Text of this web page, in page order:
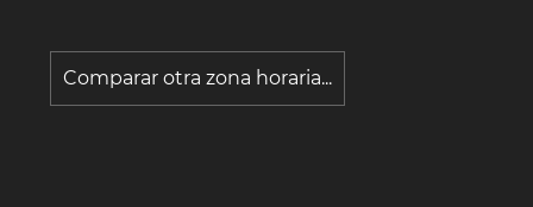
Comparar otra zona horaria...